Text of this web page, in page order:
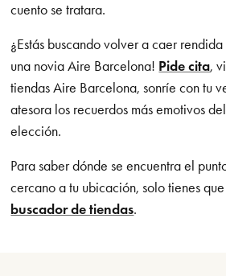
cuento se tratara.
¿Estás buscando volver a caer
una novia Aire Barcelona! Pide cita,
tiendas Aire Barcelona, sonríe con tu
atesora los recuerdos más emotivos
elección.
Para saber dónde se encuentra el
cercano a tu ubicación, solo tienes
buscador de tiendas.